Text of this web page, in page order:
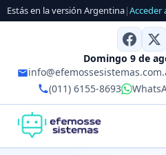
Estás en la versión Argentina|Acceder
Domingo 9 de
(011) 6155-8693